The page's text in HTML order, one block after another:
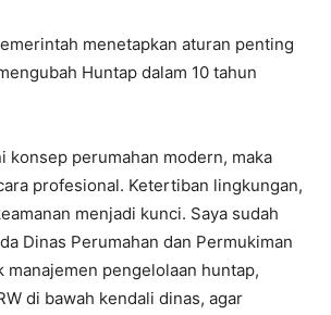
menetapkan aturan penting
Huntap dalam 10 tahun
konsep perumahan modern, maka
profesional. Ketertiban lingkungan,
menjadi kunci. Saya sudah
Dinas Perumahan dan Permukiman
manajemen pengelolaan huntap,
di bawah kendali dinas, agar